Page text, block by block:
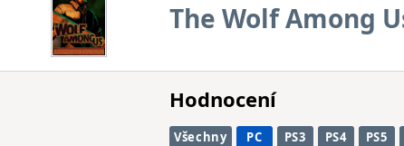
The Wolf Among
Hodnocení
Všechny PC PS3 PS4 PS5